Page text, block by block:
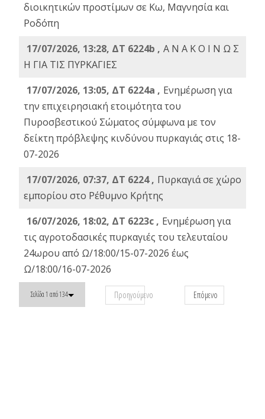
διοικητικών προστίμων σε Κω, Μαγνησία και
Ροδόπη
17/07/2026, 13:28, ΔΤ 6224b , Α Ν Α Κ Ο Ι Ν Ω Σ
Η ΓΙΑ ΤΙΣ ΠΥΡΚΑΓΙΕΣ
17/07/2026, 13:05, ΔΤ 6224a , Ενημέρωση για
την επιχειρησιακή ετοιμότητα του
Πυροσβεστικού Σώματος σύμφωνα με τον
δείκτη πρόβλεψης κινδύνου πυρκαγιάς στις 18-
07-2026
17/07/2026, 07:37, ΔΤ 6224 , Πυρκαγιά σε χώρο
εμπορίου στο Ρέθυμνο Κρήτης
16/07/2026, 18:02, ΔΤ 6223c , Ενημέρωση για
τις αγροτοδασικές πυρκαγιές του τελευταίου
24ωρου από Ω/18:00/15-07-2026 έως
Ω/18:00/16-07-2026
Σελίδα 1 από 134 Προηγούμενο Επόμενο